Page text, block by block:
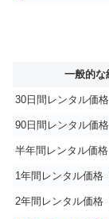
一般的な
30日間レンタル価格
90日間レンタル価格
半年間レンタル価格
1年間レンタル価格
2年間レンタル価格